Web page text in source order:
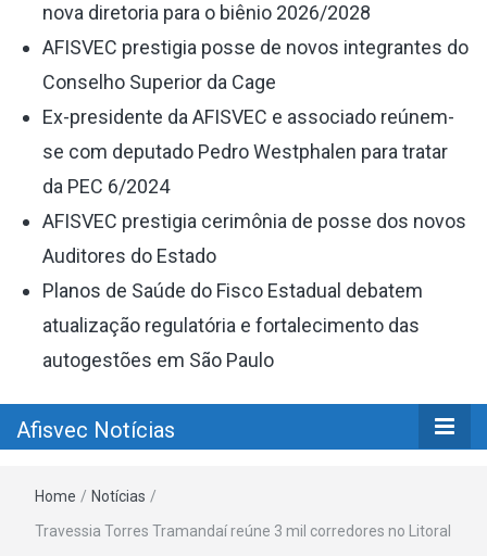
nova diretoria para o biênio 2026/2028
AFISVEC prestigia posse de novos integrantes do
Conselho Superior da Cage
Ex-presidente da AFISVEC e associado reúnem-
se com deputado Pedro Westphalen para tratar
da PEC 6/2024
AFISVEC prestigia cerimônia de posse dos novos
Auditores do Estado
Planos de Saúde do Fisco Estadual debatem
atualização regulatória e fortalecimento das
autogestões em São Paulo
Afisvec Notícias
Home / Notícias /
Travessia Torres Tramandaí reúne 3 mil corredores no Litoral